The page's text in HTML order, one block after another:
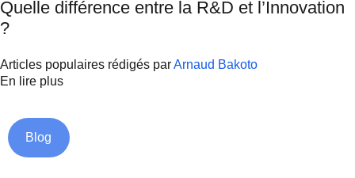
Quelle différence entre la R&D et l’Innovation
?
Articles populaires rédigés parArnaud Bakoto
En lire plus
Blog